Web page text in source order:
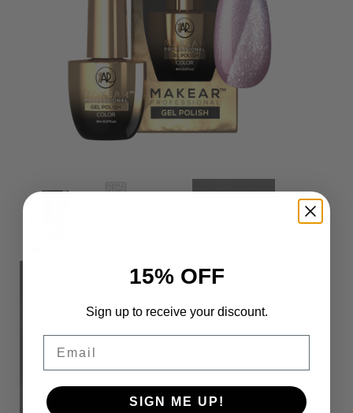
15% OFF
Sign up to receive your discount.
SIGN ME UP!